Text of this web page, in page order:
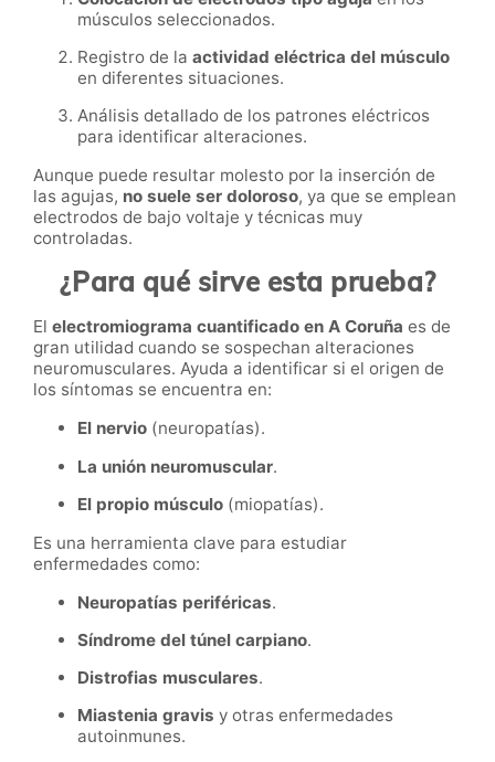
músculos seleccionados.
Registro de la actividad eléctrica del músculo
en diferentes situaciones.
Análisis detallado de los patrones eléctricos
para identificar alteraciones.
Aunque puede resultar molesto por la inserción de
las agujas, no suele ser doloroso, ya que se emplean
electrodos de bajo voltaje y técnicas muy
controladas.
¿Para qué sirve esta prueba?
El electromiograma cuantificado en A Coruña es de
gran utilidad cuando se sospechan alteraciones
neuromusculares. Ayuda a identificar si el origen de
los síntomas se encuentra en:
El nervio (neuropatías).
La unión neuromuscular.
El propio músculo (miopatías).
Es una herramienta clave para estudiar
enfermedades como:
Neuropatías periféricas.
Síndrome del túnel carpiano.
Distrofias musculares.
Miastenia gravis y otras enfermedades
autoinmunes.